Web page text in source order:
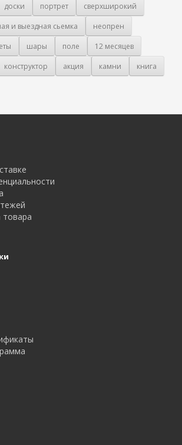
доски портрет
сверхширокий
и выездная сьемка
неопрен
шары поле
12 месяцев
конструктор акция камни
книга
товара